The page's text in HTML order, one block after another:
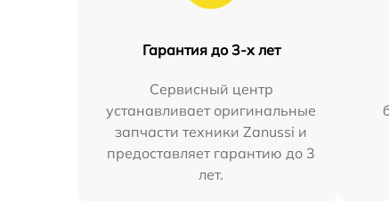
Гарантия до 3-х лет
Сервисный центр
устанавливает оригинальные
запчасти техники Zanussi и
предоставляет гарантию до 3
лет.